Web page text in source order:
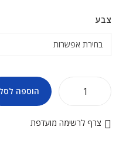
צבע
הוספה לסל
צרף לרשימה מועדפת